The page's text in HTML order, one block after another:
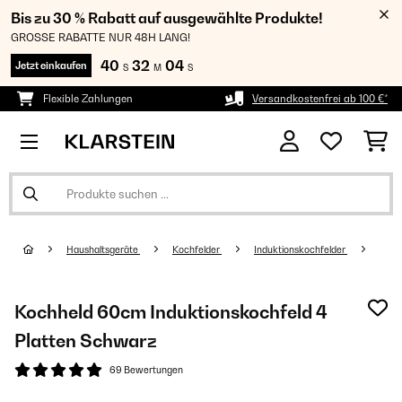
Bis zu 30 % Rabatt auf ausgewählte Produkte!
GROSSE RABATTE NUR 48H LANG!
Jetzt einkaufen 40 S 32 M 03 S
Flexible Zahlungen Versandkostenfrei ab 100 €*
Haushaltsgeräte Kochfelder Induktionskochfelder
Kochheld 60cm Induktionskochfeld 4
Platten Schwarz
69 Bewertungen